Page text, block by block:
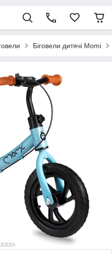
Біговели дитячі Momi